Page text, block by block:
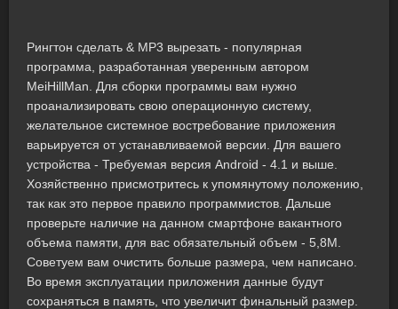
Рингтон сделать & MP3 вырезать - популярная
программа, разработанная уверенным автором
MeiHillMan. Для сборки программы вам нужно
проанализировать свою операционную систему,
желательное системное востребование приложения
варьируется от устанавливаемой версии. Для вашего
устройства - Требуемая версия Android - 4.1 и выше.
Хозяйственно присмотритесь к упомянутому положению,
так как это первое правило программистов. Дальше
проверьте наличие на данном смартфоне вакантного
объема памяти, для вас обязательный объем - 5,8M.
Советуем вам очистить больше размера, чем написано.
Во время эксплуатации приложения данные будут
сохраняться в память, что увеличит финальный размер.